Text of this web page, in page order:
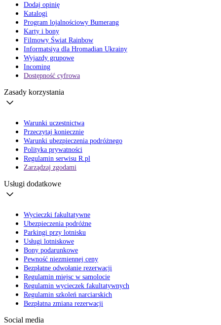
Dodaj opinię
Katalogi
Program lojalnościowy Bumerang
Karty i bony
Filmowy Świat Rainbow
Informatsiya dla Hromadian Ukrainy
Wyjazdy grupowe
Incoming
Dostępność cyfrowa
Zasady korzystania
Warunki uczestnictwa
Przeczytaj koniecznie
Warunki ubezpieczenia podróżnego
Polityka prywatności
Regulamin serwisu R.pl
Zarządzaj zgodami
Usługi dodatkowe
Wycieczki fakultatywne
Ubezpieczenia podróżne
Parkingi przy lotnisku
Usługi lotniskowe
Bony podarunkowe
Pewność niezmiennej ceny
Bezpłatne odwołanie rezerwacji
Regulamin miejsc w samolocie
Regulamin wycieczek fakultatywnych
Regulamin szkoleń narciarskich
Bezpłatna zmiana rezerwacji
Social media